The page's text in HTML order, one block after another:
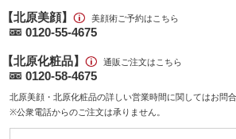
【北原美顔】 美顔術ご予約はこちら
0120-55-4675
【北原化粧品】 通販ご注文はこちら
0120-58-4675
北原美顔・北原化粧品の詳しい営業時間に関してはお問合
※公衆電話からのご注文は承りません。